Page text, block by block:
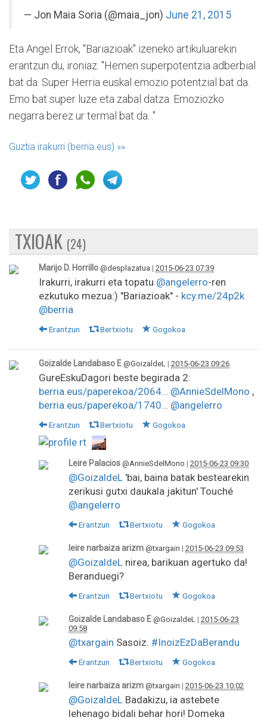
— Jon Maia Soria (@maia_jon) June 21, 2015
Eta Angel Errok, "Bariazioak" izeneko artikuluarekin
erantzun du, ironiaz. "Hemen superpotentzia adberbial
bat da. Super Herria euskal emozio potentzial bat da.
Emo bat super luze eta zabal datza. Emoziozko
negarra berez ur termal bat da..."
Guztia irakurri (berria.eus) »»
TXIOAK (24)
Marijo D. Horrillo @desplazatua | 2015-06-23 07:39
Irakurri, irakurri eta topatu @angelerro-ren
ezkutuko mezua:) "Bariazioak" - kcy.me/24p2k
@berria
Erantzun Bertxiotu Gogokoa
Goizalde Landabaso E @GoizaldeL | 2015-06-23 09:26
GureEskuDagori beste begirada 2:
berria.eus/paperekoa/2064… @AnnieSdelMono ,
berria.eus/paperekoa/1740… @angelerro
Erantzun Bertxiotu Gogokoa
Leire Palacios @AnnieSdelMono | 2015-06-23 09:30
@GoizaldeL 'bai, baina batak bestearekin
zerikusi gutxi daukala jakitun' Touché
@angelerro
Erantzun Bertxiotu Gogokoa
leire narbaiza arizm @txargain | 2015-06-23 09:53
@GoizaldeL nirea, barikuan agertuko da!
Beranduegi?
Erantzun Bertxiotu Gogokoa
Goizalde Landabaso E @GoizaldeL | 2015-06-23
09:58
@txargain Sasoiz. #InoizEzDaBerandu
Erantzun Bertxiotu Gogokoa
leire narbaiza arizm @txargain | 2015-06-23 10:02
@GoizaldeL Badakizu, ia astebete
lehenago bidali behar hori! Domeka